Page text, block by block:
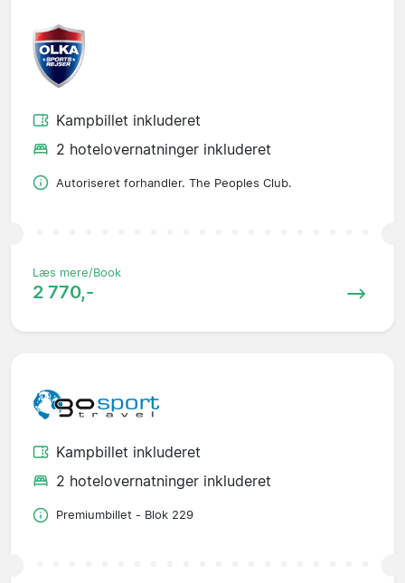
Kampbillet inkluderet
2 hotelovernatninger inkluderet
Autoriseret forhandler. The Peoples Club.
Læs mere/Book
2 770,-
Kampbillet inkluderet
2 hotelovernatninger inkluderet
Premiumbillet - Blok 229